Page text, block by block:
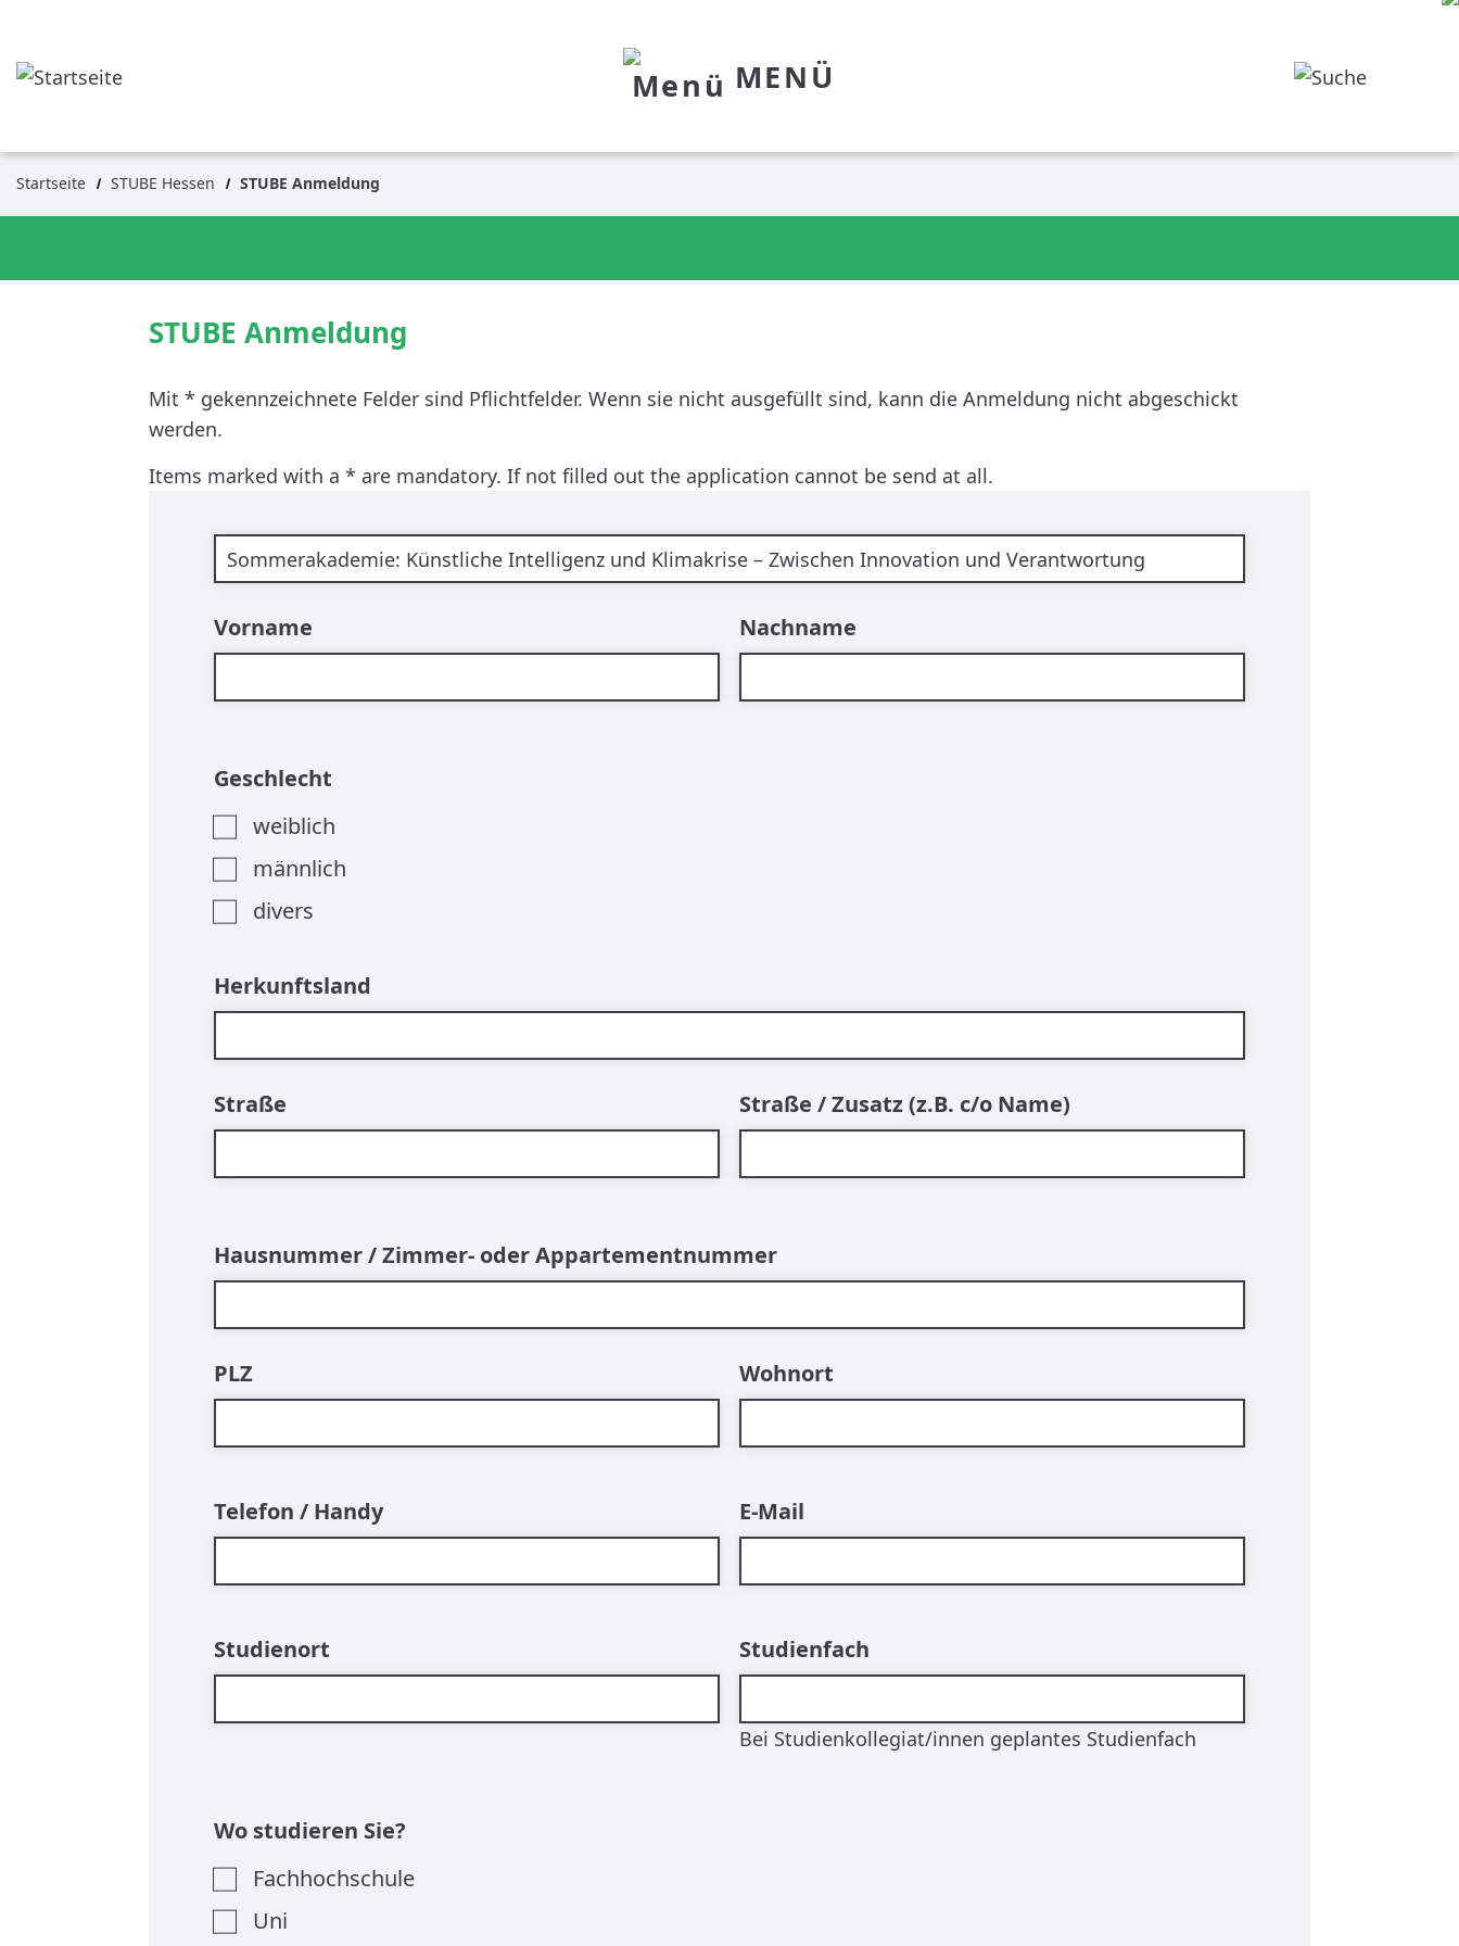
Inhalt
MENÜ
Pfadnavigation
Startseite STUBE Hessen STUBE Anmeldung
STUBE Anmeldung
Mit * gekennzeichnete Felder sind Pflichtfelder. Wenn sie nicht ausgefüllt sind, kann die Anmeldung nicht abgeschickt
werden.
Items marked with a * are mandatory. If not filled out the application cannot be send at all.
Veranstaltung
Vorname Nachname
Geschlecht
weiblich
männlich
divers
Herkunftsland
Straße Straße / Zusatz (z.B. c/o Name)
Hausnummer / Zimmer- oder Appartementnummer
PLZ Wohnort
Telefon / Handy E-Mail
Studienort Studienfach
Bei Studienkollegiat/innen geplantes Studienfach
Wo studieren Sie?
Fachhochschule
Uni